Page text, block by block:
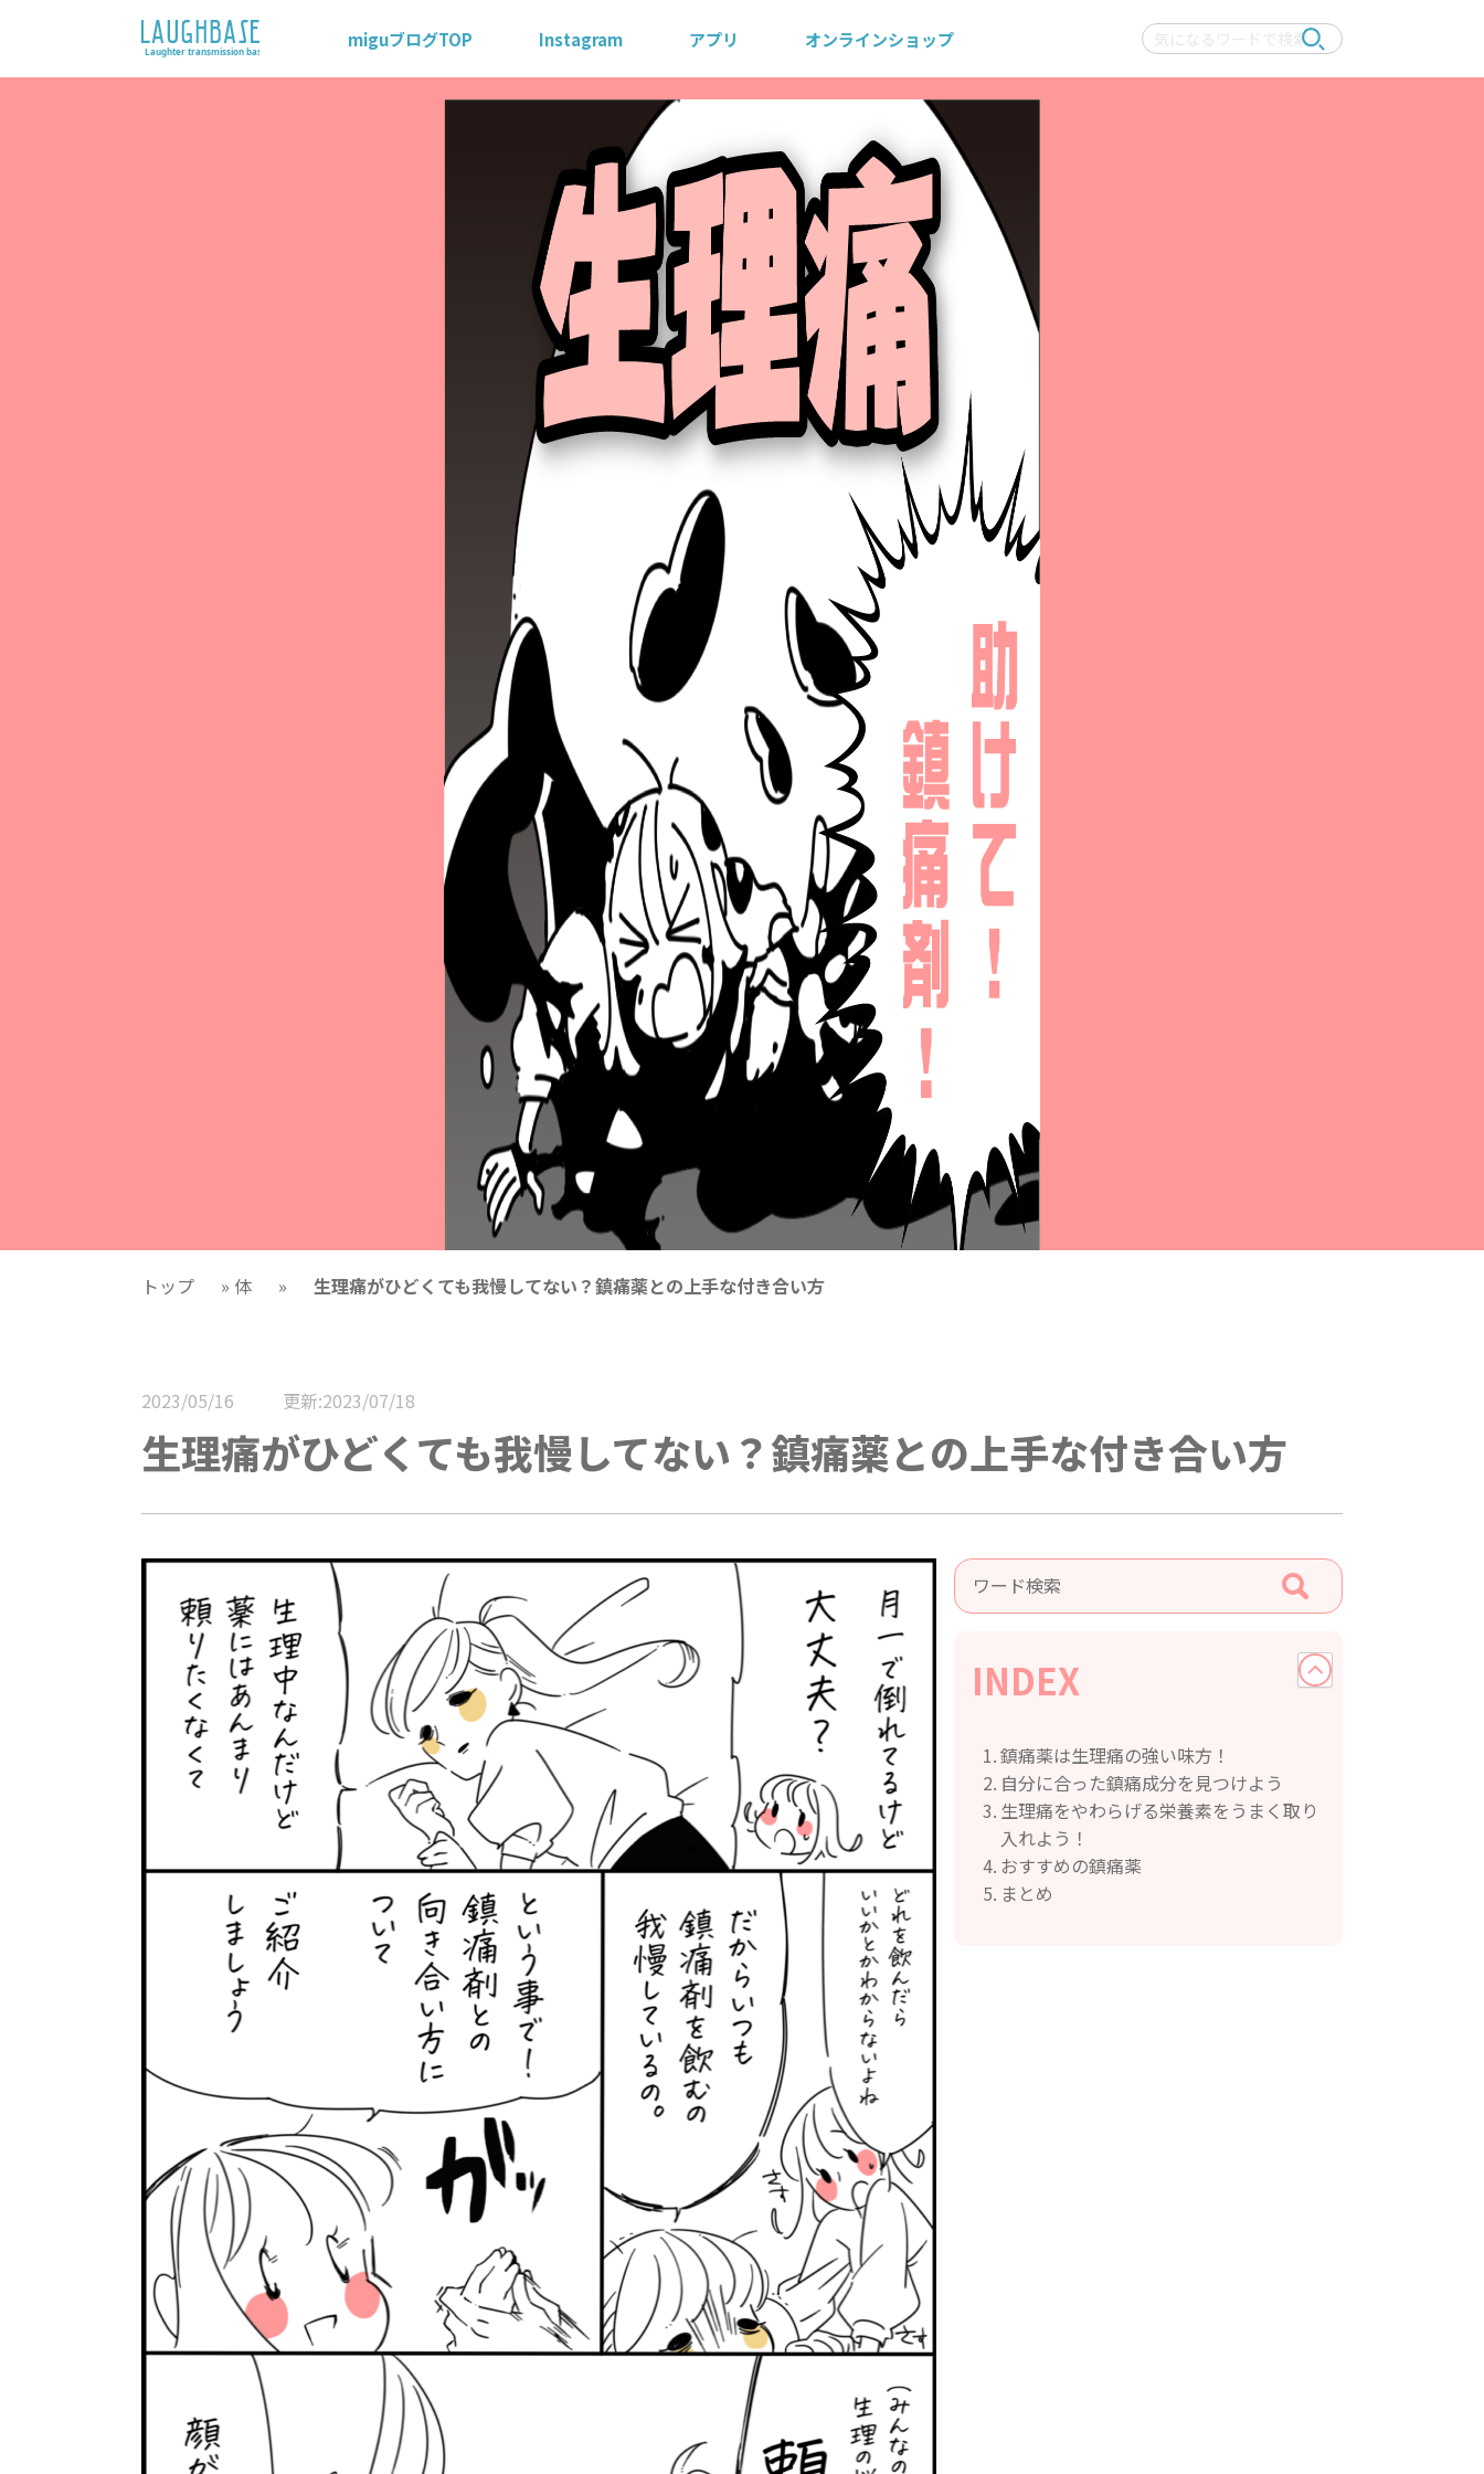
miguブログTOP Instagram アプリ オンラインショップ
トップ » 体 » 生理痛がひどくても我慢してない？鎮痛薬との上手な付き合い方
2023/05/16 更新:2023/07/18
生理痛がひどくても我慢してない？鎮痛薬との上手な付き合い方
INDEX
鎮痛薬は生理痛の強い味方！
自分に合った鎮痛成分を見つけよう
生理痛をやわらげる栄養素をうまく取り
入れよう！
おすすめの鎮痛薬
まとめ